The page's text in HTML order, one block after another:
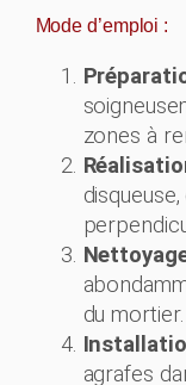
Mode d’emploi :
zones à
du mortier.
agrafes